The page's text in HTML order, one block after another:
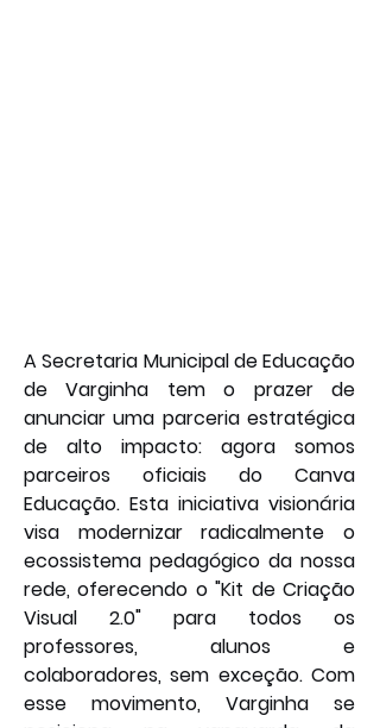
A Secretaria Municipal de Educação
de Varginha tem o prazer de
anunciar uma parceria estratégica
de alto impacto: agora somos
parceiros oficiais do Canva
Educação. Esta iniciativa visionária
visa modernizar radicalmente o
ecossistema pedagógico da nossa
rede, oferecendo o "Kit de Criação
Visual 2.0" para todos os
professores, alunos e
colaboradores, sem exceção. Com
esse movimento, Varginha se